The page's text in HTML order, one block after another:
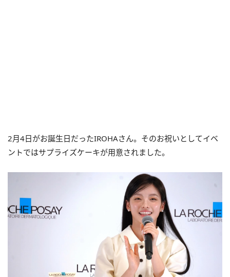
2月4日がお誕生日だったIROHAさん。そのお祝いとしてイベ
ントではサプライズケーキが用意されました。